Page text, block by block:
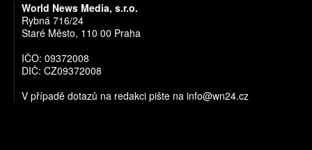
World News Media, s.r.o.
Rybná 716/24
Staré Město, 110 00 Praha
IČO: 09372008
DIČ: CZ09372008
V případě dotazů na redakci pište na info@wn24.cz